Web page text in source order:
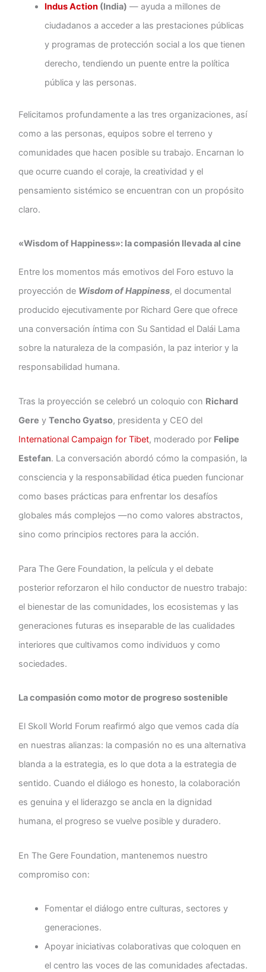
Indus Action(India) — ayuda a millones de
ciudadanos a acceder a las prestaciones públicas
y programas de protección social a los que tienen
derecho, tendiendo un puente entre la política
pública y las personas.
Felicitamos profundamente a las tres organizaciones, así
como a las personas, equipos sobre el terreno y
comunidades que hacen posible su trabajo. Encarnan lo
que ocurre cuando el coraje, la creatividad y el
pensamiento sistémico se encuentran con un propósito
claro.
«Wisdom of Happiness»: la compasión llevada al cine
Entre los momentos más emotivos del Foro estuvo la
proyección de Wisdom of Happiness, el documental
producido ejecutivamente por Richard Gere que ofrece
una conversación íntima con Su Santidad el Dalái Lama
sobre la naturaleza de la compasión, la paz interior y la
responsabilidad humana.
Tras la proyección se celebró un coloquio con Richard
Gere y Tencho Gyatso, presidenta y CEO del
International Campaign for Tibet, moderado por Felipe
Estefan. La conversación abordó cómo la compasión, la
consciencia y la responsabilidad ética pueden funcionar
como bases prácticas para enfrentar los desafíos
globales más complejos —no como valores abstractos,
sino como principios rectores para la acción.
Para The Gere Foundation, la película y el debate
posterior reforzaron el hilo conductor de nuestro trabajo:
el bienestar de las comunidades, los ecosistemas y las
generaciones futuras es inseparable de las cualidades
interiores que cultivamos como individuos y como
sociedades.
La compasión como motor de progreso sostenible
El Skoll World Forum reafirmó algo que vemos cada día
en nuestras alianzas: la compasión no es una alternativa
blanda a la estrategia, es lo que dota a la estrategia de
sentido. Cuando el diálogo es honesto, la colaboración
es genuina y el liderazgo se ancla en la dignidad
humana, el progreso se vuelve posible y duradero.
En The Gere Foundation, mantenemos nuestro
compromiso con:
Fomentar el diálogo entre culturas, sectores y
generaciones.
Apoyar iniciativas colaborativas que coloquen en
el centro las voces de las comunidades afectadas.